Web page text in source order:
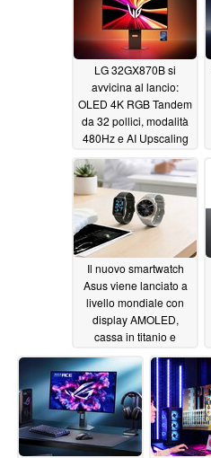
LG 32GX870B si
avvicina al lancio:
OLED 4K RGB Tandem
da 32 pollici, modalità
480Hz e AI Upscaling
06/05/2026
Il nuovo smartwatch
Asus viene lanciato a
livello mondiale con
display AMOLED,
cassa in titanio e
monitoraggio continuo
della salute
06/03/2026